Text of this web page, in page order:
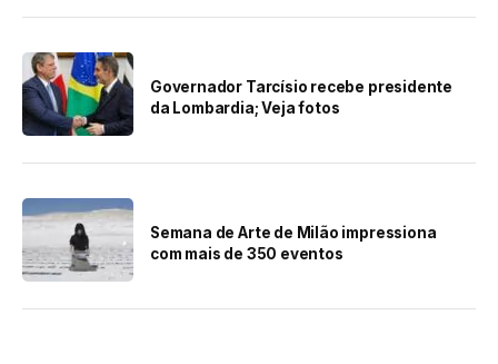
Governador Tarcísio recebe presidente
da Lombardia; Veja fotos
Semana de Arte de Milão impressiona
com mais de 350 eventos